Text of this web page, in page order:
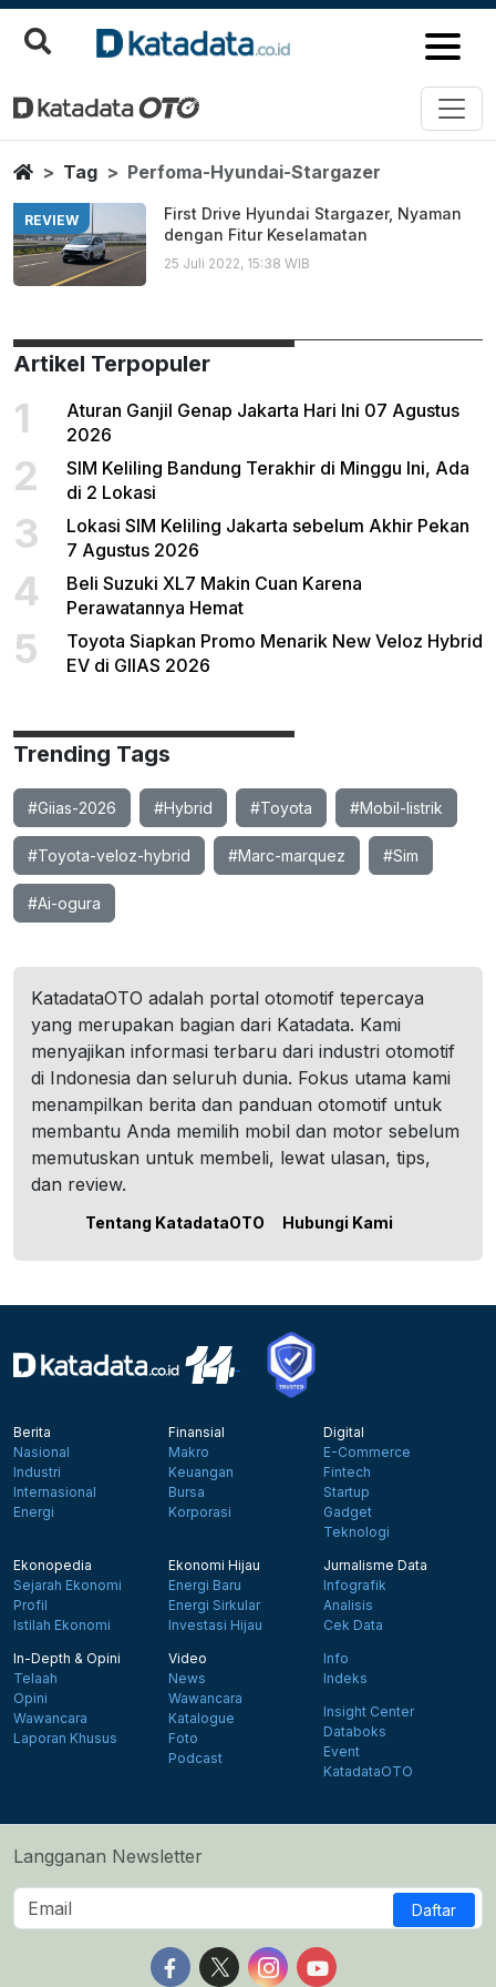
Perfoma Hyundai Stargazer
Berita Terbaru
HomeTag Perfoma-Hyundai-Stargazer
REVIEW
First Drive Hyundai Stargazer, Nyaman
dengan Fitur Keselamatan
25 Juli 2022, 15:38 WIB
Artikel Terpopuler
1
Aturan Ganjil Genap Jakarta Hari Ini 07 Agustus
2026
2
SIM Keliling Bandung Terakhir di Minggu Ini, Ada
di 2 Lokasi
3
Lokasi SIM Keliling Jakarta sebelum Akhir Pekan
7 Agustus 2026
4
Beli Suzuki XL7 Makin Cuan Karena
Perawatannya Hemat
5
Toyota Siapkan Promo Menarik New Veloz Hybrid
EV di GIIAS 2026
Trending Tags
#Giias-2026 #Hybrid #Toyota #Mobil-listrik
#Toyota-veloz-hybrid #Marc-marquez #Sim
#Ai-ogura
KatadataOTO adalah portal otomotif tepercaya
yang merupakan bagian dari Katadata. Kami
menyajikan informasi terbaru dari industri otomotif
di Indonesia dan seluruh dunia. Fokus utama kami
menampilkan berita dan panduan otomotif untuk
membantu Anda memilih mobil dan motor sebelum
memutuskan untuk membeli, lewat ulasan, tips,
dan review.
Tentang KatadataOTO Hubungi Kami
Berita
Nasional
Industri
Internasional
Energi
Finansial
Makro
Keuangan
Bursa
Korporasi
Digital
E-Commerce
Fintech
Startup
Gadget
Teknologi
Ekonopedia
Sejarah Ekonomi
Profil
Istilah Ekonomi
Ekonomi Hijau
Energi Baru
Energi Sirkular
Investasi Hijau
Jurnalisme Data
Infografik
Analisis
Cek Data
In-Depth & Opini
Telaah
Opini
Wawancara
Laporan Khusus
Video
News
Wawancara
Katalogue
Foto
Podcast
Info
Indeks
Insight Center
Databoks
Event
KatadataOTO
Langganan Newsletter
Daftar
Follow us on Facebook
Follow us on X
Follow us on Instagram
Follow us on